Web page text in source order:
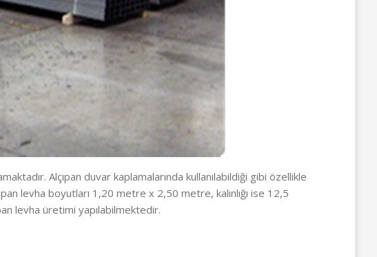
Alçıpan duvar kaplamalarında kullanılabildiği gibi özellikle
levha boyutları 1,20 metre x 2,50 metre, kalınlığı ise 12,5
levha üretimi yapılabilmektedir.